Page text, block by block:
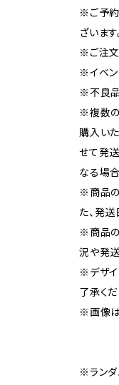
※ご予約
ざいます
※ご注文
※イベン
※不良品
※複数の
購入い
せて発
なる場
※商品の
た、発
※商品
況や発
※デザイ
了承くだ
※画像は
※ランダ